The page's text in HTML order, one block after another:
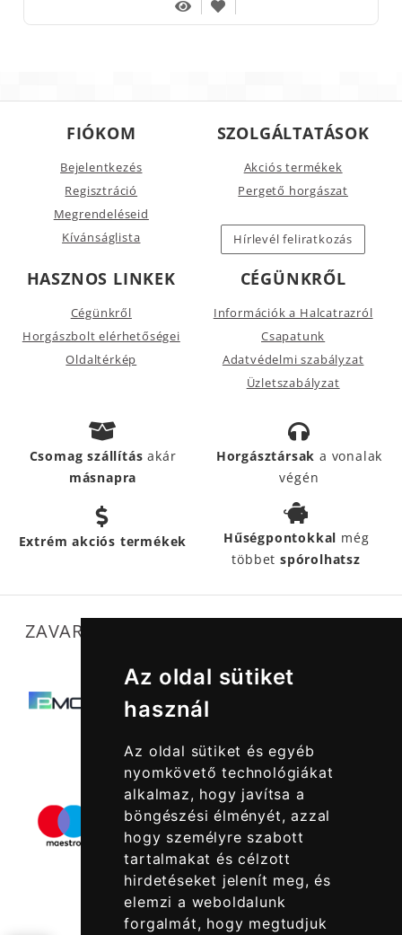
Az oldal sütiket
használ
Az oldal sütiket és egyéb
nyomkövető technológiákat
alkalmaz, hogy javítsa a
böngészési élményét, azzal
hogy személyre szabott
tartalmakat és célzott
hirdetéseket jelenít meg, és
elemzi a weboldalunk
forgalmát, hogy megtudjuk
FIÓKOM
Bejelentkezés
Regisztráció
Megrendeléseid
Kívánságlista
SZOLGÁLTATÁSOK
Akciós termékek
Pergető horgászat
Hírlevél feliratkozás
HASZNOS LINKEK
Cégünkről
Horgászbolt elérhetőségei
Oldaltérkép
CÉGÜNKRŐL
Információk a Halcatrazról
Csapatunk
Adatvédelmi szabályzat
Üzletszabályzat
Csomag szállításakár
másnapra
Horgásztársak a vonalak
végén
Extrém akciós termékek Hűségpontokkal még
többetspórolhatsz
ZAVARTALAN MŰKÖDÉSÜNKET SEGÍTIK